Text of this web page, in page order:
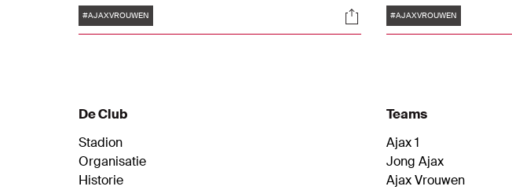
van den Bighelaar nam op sportcomplex de
Toekomst twee treffers voor haar rekening.
Tags
#AJAXVROUWEN Socialstweetal zag de
klimmen en is
Tags
#AJAXVROUWEN
De Club
Stadion
Organisatie
Historie
Teams
Ajax 1
Jong Ajax
Ajax Vrouwen